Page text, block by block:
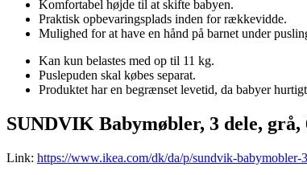
Komfortabel højde til at skifte babyen.
Praktisk opbevaringsplads inden for rækkevidde.
Mulighed for at have en hånd på barnet under
Kan kun belastes med op til 11 kg.
Puslepuden skal købes separat.
Produktet har en begrænset levetid, da babyer
SUNDVIK Babymøbler, 3 dele, grå,
Link: https://www.ikea.com/dk/da/p/sundvik-babymobler-